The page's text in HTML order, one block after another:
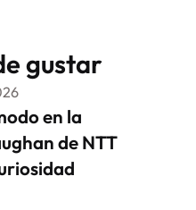
gustar
en la
de NTT